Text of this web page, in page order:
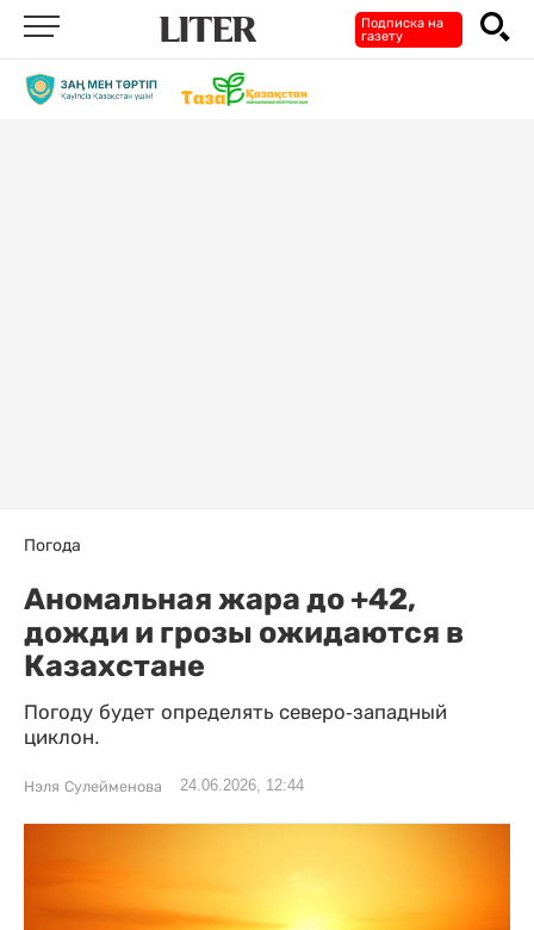
Подписка на
газету
Погода
Аномальная жара до +42,
дожди и грозы ожидаются в
Казахстане
Погоду будет определять северо-западный
циклон.
Нэля Сулейменова 24.06.2026, 12:44